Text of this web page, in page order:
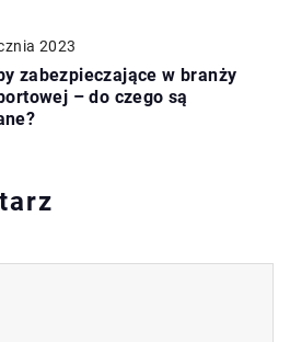
2023
zabezpieczające w branży
– do czego są